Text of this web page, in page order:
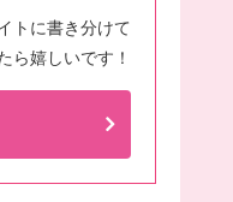
トに書き分けて
ら嬉しいです！